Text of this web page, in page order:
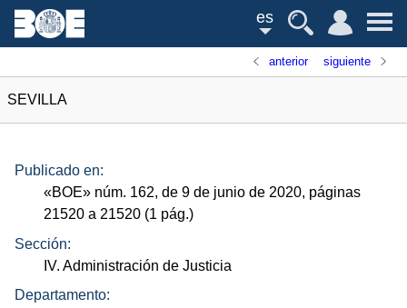
es
anterior siguiente
SEVILLA
Publicado en:
«BOE» núm. 162, de 9 de junio de 2020, páginas
21520 a 21520 (1 pág.)
Sección:
IV. Administración de Justicia
Departamento: